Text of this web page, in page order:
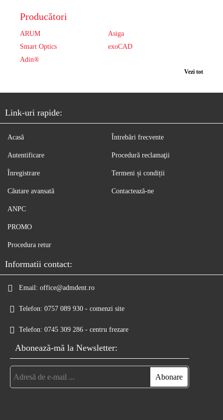
Producători
ARUM
Asiga
Smart Optics
exoCAD
Adin®
Vezi tot
Link-uri rapide:
Acasă
Autentificare
Înregistrare
Căutare avansată
Întrebări frecvente
Procedură reclamaţii
Termeni și condiții
Contactează-ne
ANPC
PROMO
Procedura retur
Informatii contact:
Email: office@admdent.ro
Telefon: 0757 089 930 - comenzi site
Telefon: 0745 309 286 - centru frezare
Abonează-mă la Newsletter: